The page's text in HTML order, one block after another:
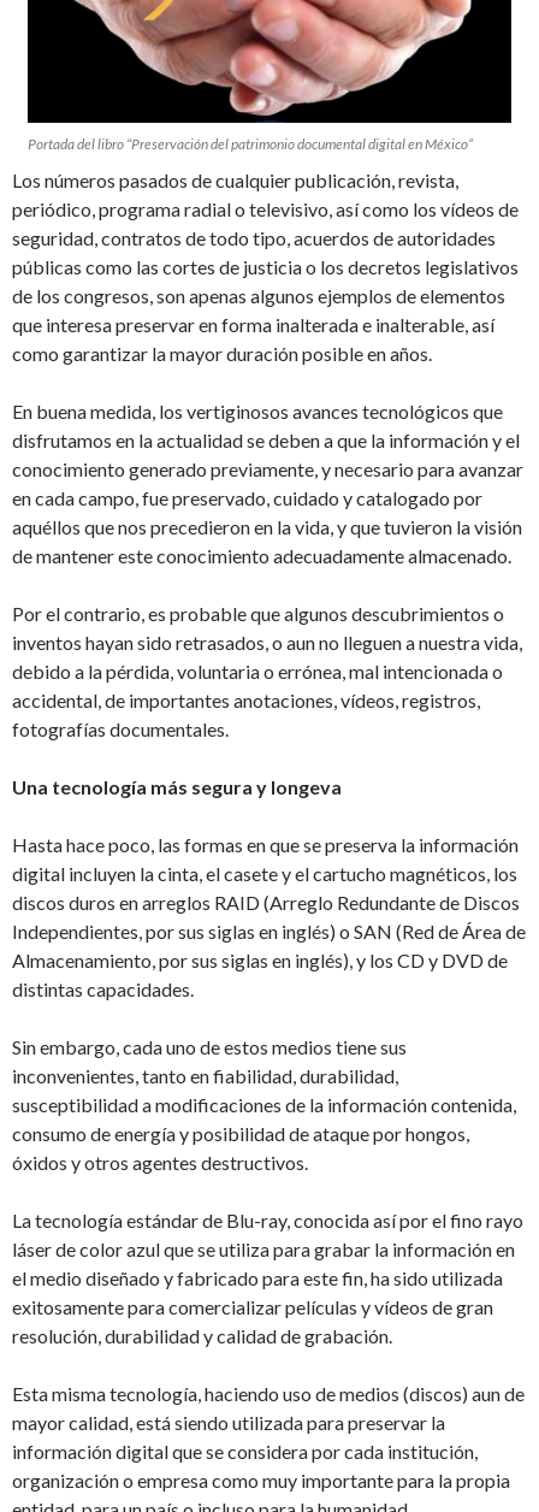
Portada del libro “Preservación del patrimonio documental digital en México”
Los números pasados de cualquier publicación, revista,
periódico, programa radial o televisivo, así como los vídeos de
seguridad, contratos de todo tipo, acuerdos de autoridades
públicas como las cortes de justicia o los decretos legislativos
de los congresos, son apenas algunos ejemplos de elementos
que interesa preservar en forma inalterada e inalterable, así
como garantizar la mayor duración posible en años.
En buena medida, los vertiginosos avances tecnológicos que
disfrutamos en la actualidad se deben a que la información y el
conocimiento generado previamente, y necesario para avanzar
en cada campo, fue preservado, cuidado y catalogado por
aquéllos que nos precedieron en la vida, y que tuvieron la visión
de mantener este conocimiento adecuadamente almacenado.
Por el contrario, es probable que algunos descubrimientos o
inventos hayan sido retrasados, o aun no lleguen a nuestra vida,
debido a la pérdida, voluntaria o errónea, mal intencionada o
accidental, de importantes anotaciones, vídeos, registros,
fotografías documentales.
Una tecnología más segura y longeva
Hasta hace poco, las formas en que se preserva la información
digital incluyen la cinta, el casete y el cartucho magnéticos, los
discos duros en arreglos RAID (Arreglo Redundante de Discos
Independientes, por sus siglas en inglés) o SAN (Red de Área de
Almacenamiento, por sus siglas en inglés), y los CD y DVD de
distintas capacidades.
Sin embargo, cada uno de estos medios tiene sus
inconvenientes, tanto en fiabilidad, durabilidad,
susceptibilidad a modificaciones de la información contenida,
consumo de energía y posibilidad de ataque por hongos,
óxidos y otros agentes destructivos.
La tecnología estándar de Blu-ray, conocida así por el fino rayo
láser de color azul que se utiliza para grabar la información en
el medio diseñado y fabricado para este fin, ha sido utilizada
exitosamente para comercializar películas y vídeos de gran
resolución, durabilidad y calidad de grabación.
Esta misma tecnología, haciendo uso de medios (discos) aun de
mayor calidad, está siendo utilizada para preservar la
información digital que se considera por cada institución,
organización o empresa como muy importante para la propia